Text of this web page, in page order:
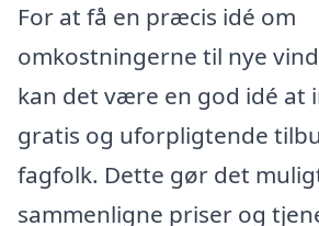
For at få en præcis idé om
omkostningerne til nye
kan det være en god idé at
gratis og uforpligtende
fagfolk. Dette gør det
sammenligne priser og